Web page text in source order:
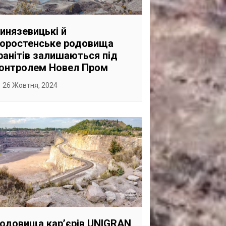
САНКЦІЙНІ НАДРА
БЛОГИ
TECHNO
CRITICAL MINERALS
й
родовища
залишаються під
Новел Пром
26 Жовтня, 2024
карʼєрів UNIGRAN